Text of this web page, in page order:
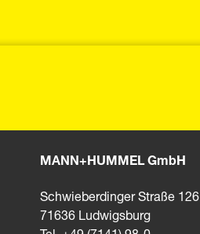
MANN+HUMMEL GmbH
Schwieberdinger Straße 126
71636 Ludwigsburg